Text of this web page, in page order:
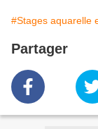
#Stages aquarelle
Partager